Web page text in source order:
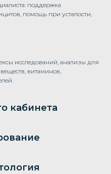
поддержка
помощь при усталости,
исследований, анализы для
витаминов,
кабинета